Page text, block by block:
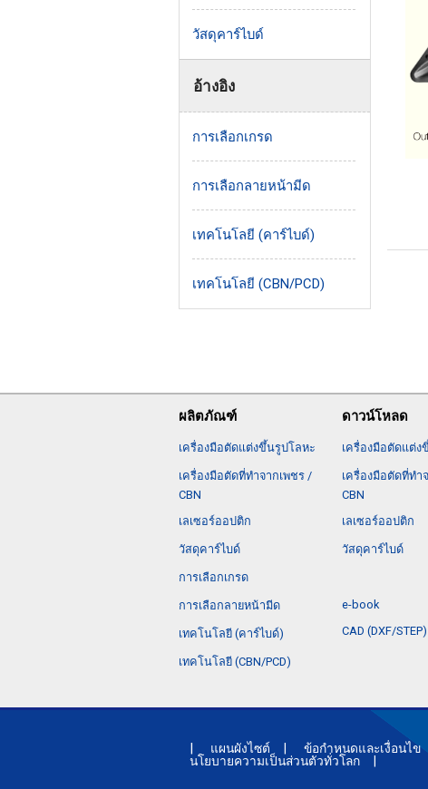
วัสดุคาร์ไบด์
อ้างอิง
การเลือกเกรด
การเลือกลายหน้ามีด
เทคโนโลยี (คาร์ไบด์)
เทคโนโลยี (CBN/PCD)
ผลิตภัณฑ์
เครื่องมือตัดแต่งขึ้นรูปโลหะ
เครื่องมือตัดที่ทำจากเพชร /
CBN
เลเซอร์ออปติก
วัสดุคาร์ไบด์
การเลือกเกรด
การเลือกลายหน้ามีด
เทคโนโลยี (คาร์ไบด์)
เทคโนโลยี (CBN/PCD)
ดาวน์โหลด
เครื่องมือตัดแต่ง
เครื่องมือตัดที่ทำ
CBN
เลเซอร์ออปติก
วัสดุคาร์ไบด์
e-book
CAD (DXF/STEP)
แผนผังไซต์
ข้อกำหนดและเงื่อนไข
นโยบายความเป็นส่วนตัวทั่วโลก